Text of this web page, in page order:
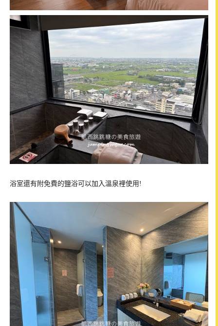
浴室還有附免費的鹽浴可以加入溫泉裡使用!